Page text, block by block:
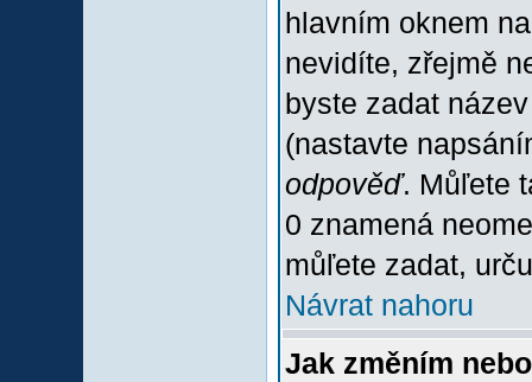
hlavním oknem
nevidíte, zřejmě
byste zadat
(nastavte
odpověď. Můľete
0 znamená
můľete zadat,
Návrat nahoru
Jak změním